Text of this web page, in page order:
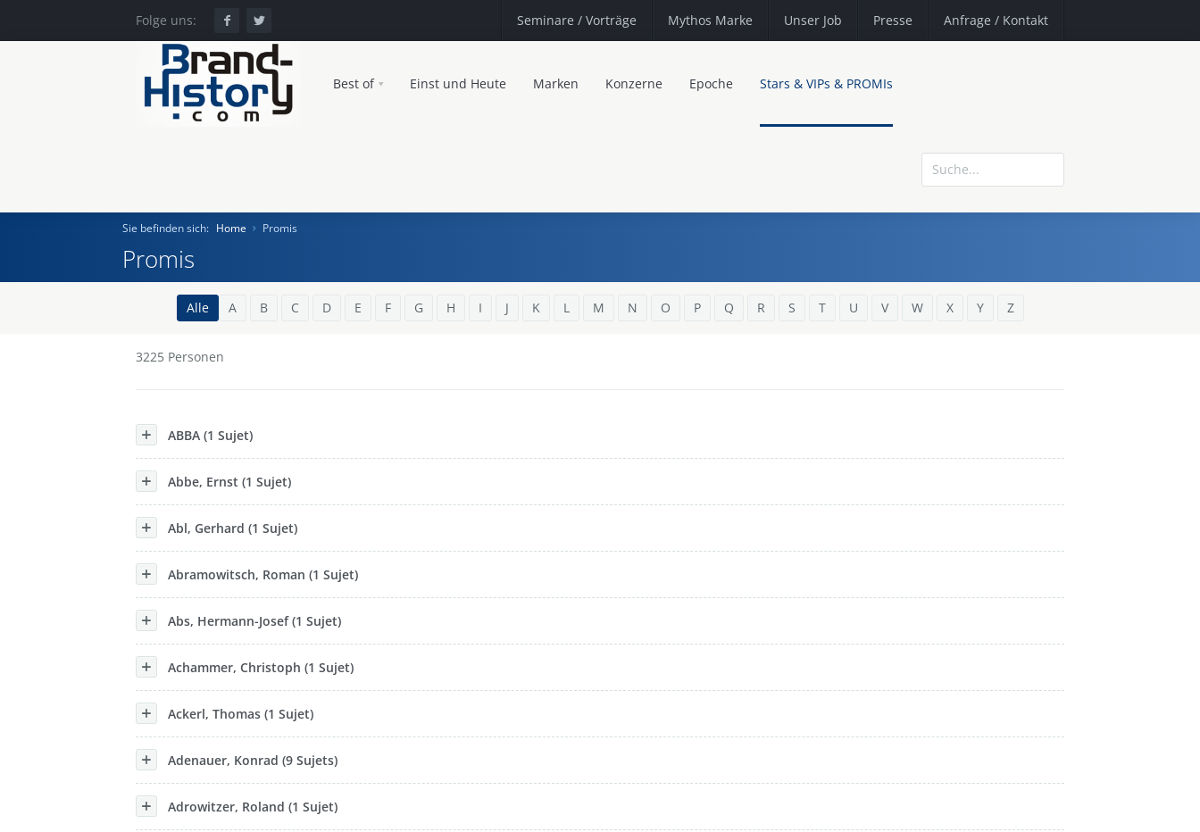
Folge uns: Seminare / Vorträge Mythos Marke Unser Job Presse Anfrage / Kontakt
Best of Einst und Heute Marken Konzerne Epoche Stars & VIPs & PROMIs
Epoche
Sie befinden sich: Home Promis
Promis
Alle A B C D E F G H I J K L M N O P Q R S T U V W X Y Z
3225 Personen
ABBA (1 Sujet)
Abbe, Ernst (1 Sujet)
Abl, Gerhard (1 Sujet)
Abramowitsch, Roman (1 Sujet)
Abs, Hermann-Josef (1 Sujet)
Achammer, Christoph (1 Sujet)
Ackerl, Thomas (1 Sujet)
Adenauer, Konrad (9 Sujets)
Adrowitzer, Roland (1 Sujet)